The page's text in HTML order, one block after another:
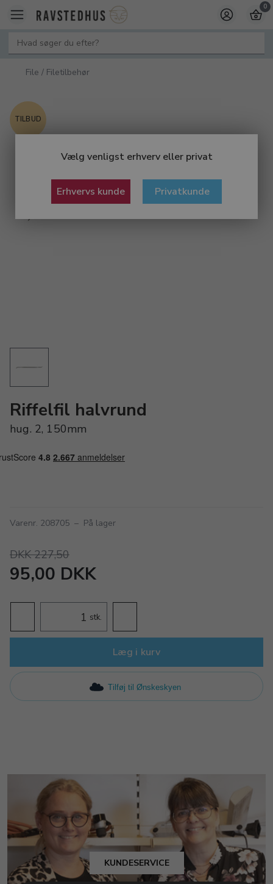
Vælg venligst erhverv eller privat
Erhvervs kunde Privatkunde
0
File / Filetilbehør
TILBUD
Riffelfil halvrund
hug. 2, 150mm
Varenr. 208705 – På lager
DKK 227,50
95,00 DKK
stk.
Læg i kurv
Tilføj til Ønskeskyen
KUNDESERVICE